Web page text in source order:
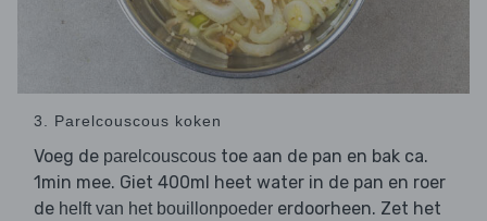
3. Parelcouscous koken
Voeg de parelcouscous toe aan de pan en bak ca.
1min mee. Giet 400ml heet water in de pan en roer
de helft van het bouillonpoeder erdoorheen. Zet het